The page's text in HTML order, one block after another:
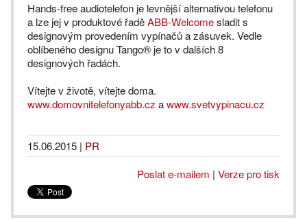
Hands-free audiotelefon je levnější alternativou telefonu
a lze jej v produktové řaděABB-Welcomesladit s
designovým provedením vypínačů a zásuvek. Vedle
oblíbeného designu Tango® je to v dalších 8
designových řadách.
Vítejte v životě, vítejte doma.
www.domovnitelefonyabb.cz awww.svetvypinacu.cz
15.06.2015 | PR
Poslat e-mailem | Verze pro tisk